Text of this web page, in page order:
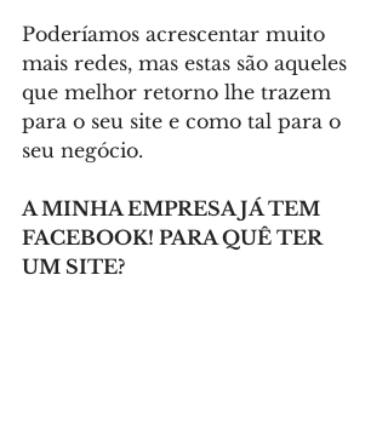
Poderíamos acrescentar muito
mais redes, mas estas são aqueles
que melhor retorno lhe trazem
para o seu site e como tal para o
seu negócio.
A MINHA EMPRESA JÁ TEM
FACEBOOK! PARA QUÊ TER
UM SITE?